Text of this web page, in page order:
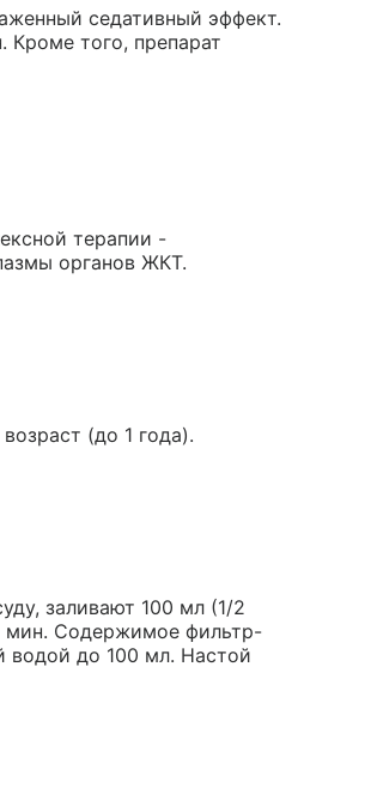
седативный эффект.
Кроме того, препарат
терапии -
органов ЖКТ.
(до 1 года).
заливают 100 мл (1/2
мин. Содержимое фильтр-
водой до 100 мл. Настой